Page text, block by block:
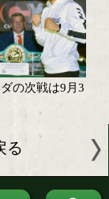
ライトフ